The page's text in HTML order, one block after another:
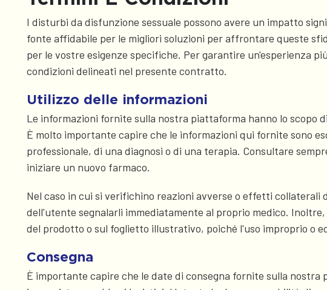
I disturbi da disfunzione sessuale possono avere un impatto
fonte affidabile per le migliori soluzioni per affrontare queste
per le vostre esigenze specifiche. Per garantire un'esperienza
condizioni delineati nel presente contratto.
Utilizzo delle informazioni
Le informazioni fornite sulla nostra piattaforma hanno lo
È molto importante capire che le informazioni qui fornite sono
professionale, di una diagnosi o di una terapia. Consultare
iniziare un nuovo farmaco.
Nel caso in cui si verifichino reazioni avverse o effetti
dell'utente segnalarli immediatamente al proprio medico.
del prodotto o sul foglietto illustrativo, poiché l'uso improprio o
Consegna
È importante capire che le date di consegna fornite sulla nostra